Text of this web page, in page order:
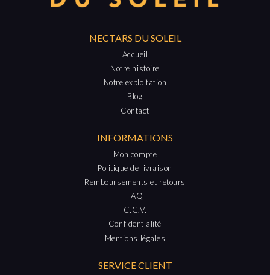
NECTARS DU SOLEIL
Accueil
Notre histoire
Notre exploitation
Blog
Contact
INFORMATIONS
Mon compte
Politique de livraison
Remboursements et retours
FAQ
C.G.V.
Confidentialité
Mentions légales
SERVICE CLIENT